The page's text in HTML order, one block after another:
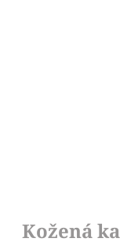
Kožená